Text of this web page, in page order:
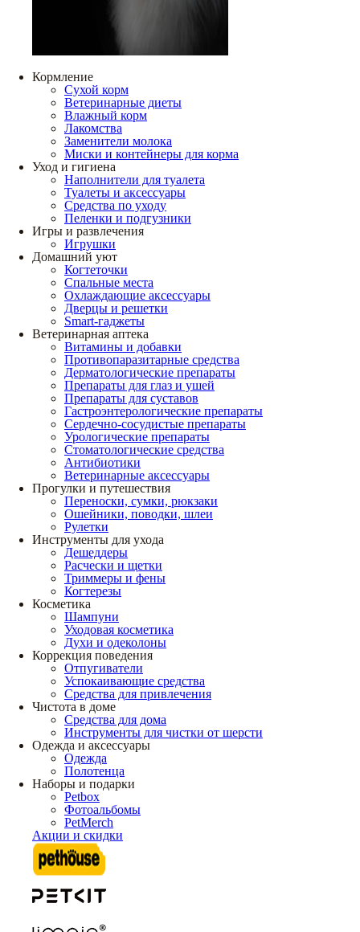
Кормление
Сухой корм
Ветеринарные диеты
Влажный корм
Лакомства
Заменители молока
Миски и контейнеры для корма
Уход и гигиена
Наполнители для туалета
Туалеты и аксессуары
Средства по уходу
Пеленки и подгузники
Игры и развлечения
Игрушки
Домашний уют
Когтеточки
Спальные места
Охлаждающие аксессуары
Дверцы и решетки
Smart-гаджеты
Ветеринарная аптека
Витамины и добавки
Противопаразитарные средства
Дерматологические препараты
Препараты для глаз и ушей
Препараты для суставов
Гастроэнтерологические препараты
Сердечно-сосудистые препараты
Урологические препараты
Стоматологические средства
Антибиотики
Ветеринарные аксессуары
Прогулки и путешествия
Переноски, сумки, рюкзаки
Ошейники, поводки, шлеи
Рулетки
Инструменты для ухода
Дешеддеры
Расчески и щетки
Триммеры и фены
Когтерезы
Косметика
Шампуни
Уходовая косметика
Духи и одеколоны
Коррекция поведения
Отпугиватели
Успокаивающие средства
Средства для привлечения
Чистота в доме
Средства для дома
Инструменты для чистки от шерсти
Одежда и аксессуары
Одежда
Полотенца
Наборы и подарки
Petbox
Фотоальбомы
PetMerch
Акции и скидки